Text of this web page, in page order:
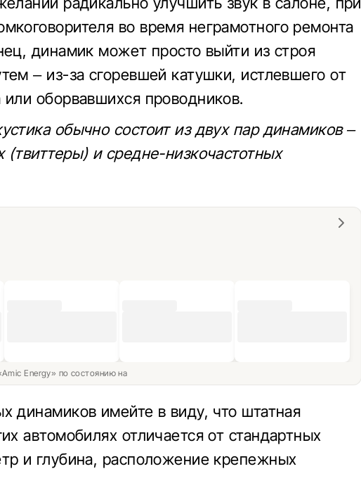
во время неграмотного ремонта
динамик может просто выйти из строя
– из-за сгоревшей катушки, истлевшего от
или оборвавшихся проводников.
обычно состоит из двух пар динамиков –
(твиттеры) и средне-низкочастотных
Energy» по состоянию на
динамиков имейте в виду, что штатная
автомобилях отличается от стандартных
и глубина, расположение крепежных